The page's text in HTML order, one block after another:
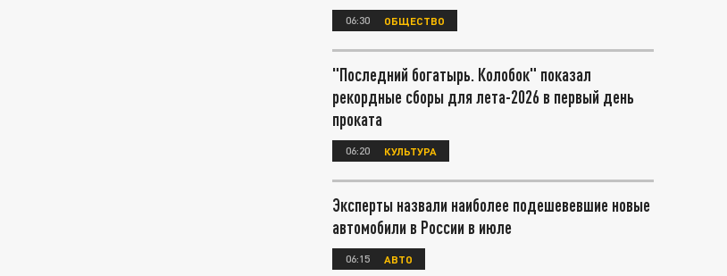
06:30 ОБЩЕСТВО
"Последний богатырь. Колобок" показал
рекордные сборы для лета-2026 в первый день
проката
06:20 КУЛЬТУРА
Эксперты назвали наиболее подешевевшие новые
автомобили в России в июле
06:15 АВТО